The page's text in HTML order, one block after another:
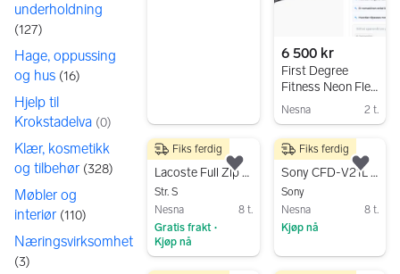
underholdning
(127)
Hage, oppussing
og hus (16)
Hjelp til
Krokstadelva (0)
Klær, kosmetikk
og tilbehør (328)
Møbler og
interiør (110)
Næringsvirksomhet
(3)
6 500 kr
First Degree
Fitness Neon Flex
Romaskin
Nesna 2 t.
650 kr
Lacoste Full Zip Genser S
Str. S
Nesna
8 t.
Gratis frakt •
Kjøp nå
Fiks ferdig
Legg til som favoritt.
800 kr
Sony CFD-V21L Boombox CD Kassettspiller og Radio
Sony
Nesna
8 t.
Kjøp nå
Fiks ferdig
Gå til annonsen